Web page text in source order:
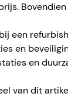
een
en
en
van dit